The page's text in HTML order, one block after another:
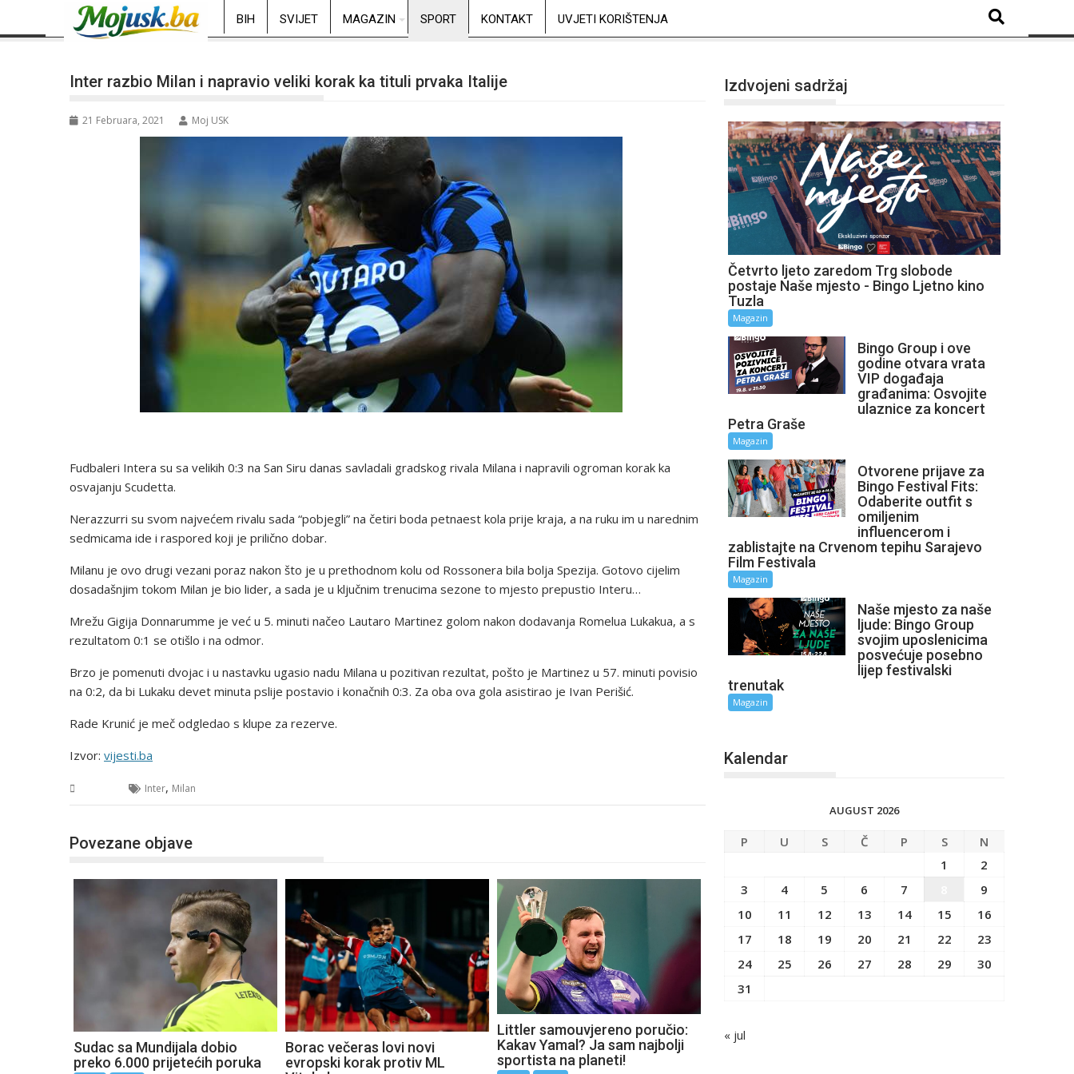
BIH SVIJET MAGAZIN SPORT KONTAKT UVJETI KORIŠTENJA
Inter razbio Milan i napravio veliki korak ka tituli prvaka Italije
21 Februara, 2021 Moj USK
Fudbaleri Intera su sa velikih 0:3 na San Siru danas savladali gradskog rivala Milana i napravili ogroman korak ka
osvajanju Scudetta.
Nerazzurri su svom najvećem rivalu sada “pobjegli” na četiri boda petnaest kola prije kraja, a na ruku im u narednim
sedmicama ide i raspored koji je prilično dobar.
Milanu je ovo drugi vezani poraz nakon što je u prethodnom kolu od Rossonera bila bolja Spezija. Gotovo cijelim
dosadašnjim tokom Milan je bio lider, a sada je u ključnim trenucima sezone to mjesto prepustio Interu…
Mrežu Gigija Donnarumme je već u 5. minuti načeo Lautaro Martinez golom nakon dodavanja Romelua Lukakua, a s
rezultatom 0:1 se otišlo i na odmor.
Brzo je pomenuti dvojac i u nastavku ugasio nadu Milana u pozitivan rezultat, pošto je Martinez u 57. minuti povisio
na 0:2, da bi Lukaku devet minuta pslije postavio i konačnih 0:3. Za oba ova gola asistirao je Ivan Perišić.
Rade Krunić je meč odgledao s klupe za rezerve.
Izvor: vijesti.ba
Inter, Milan
Povezane objave
Sudac sa Mundijala dobio
preko 6.000 prijetećih poruka
Borac večeras lovi novi
evropski korak protiv ML
Littler samouvjereno poručio:
Kakav Yamal? Ja sam najbolji
sportista na planeti!
Izdvojeni sadržaj
Četvrto ljeto zaredom Trg slobode
postaje Naše mjesto - Bingo Ljetno kino
Tuzla
Magazin
Bingo Group i ove
godine otvara vrata
VIP događaja
građanima: Osvojite
ulaznice za koncert
Petra Graše
Magazin
Otvorene prijave za
Bingo Festival Fits:
Odaberite outfit s
omiljenim
influencerom i
zablistajte na Crvenom tepihu Sarajevo
Film Festivala
Magazin
Naše mjesto za naše
ljude: Bingo Group
svojim uposlenicima
posvećuje posebno
lijep festivalski
trenutak
Magazin
Kalendar
AUGUST 2026
P U S Č P S
N
1
2
3
4 5 6 7
9
10
11 12 13 14 15
16
17
18 19 20 21 22
23
24
25 26 27 28 29
30
31
« jul